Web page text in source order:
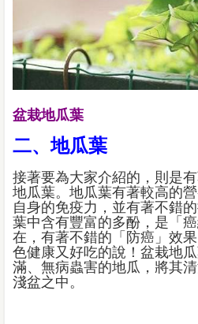
盆栽地瓜葉
二、地瓜葉
接著要為大家介紹的，則是
地瓜葉。地瓜葉有著較高的
自身的免疫力，並有著不錯
葉中含有豐富的多酚，是「
在，有著不錯的「防癌」效
色健康又好吃的說！盆栽地
滿、無病蟲害的地瓜，將其
淺盆之中。